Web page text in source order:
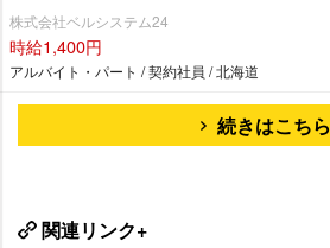
株式会社ベルシステム24
時給1,400円
アルバイト・パート / 契約社員 / 北海道
続きはこちら
関連リンク+